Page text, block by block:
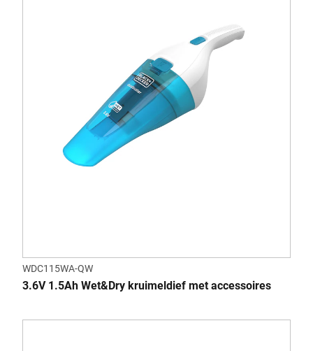
WDC115WA-QW
3.6V 1.5Ah Wet&Dry kruimeldief met accessoires